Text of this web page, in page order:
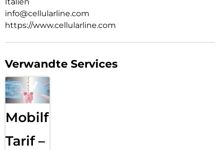
info@cellularline.com
https://www.cellularline.com
Verwandte Services
Mobilfunk
Tarif –